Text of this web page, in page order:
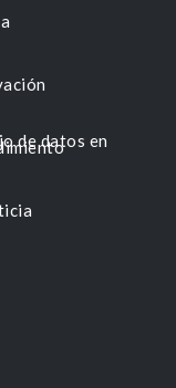
de datos en